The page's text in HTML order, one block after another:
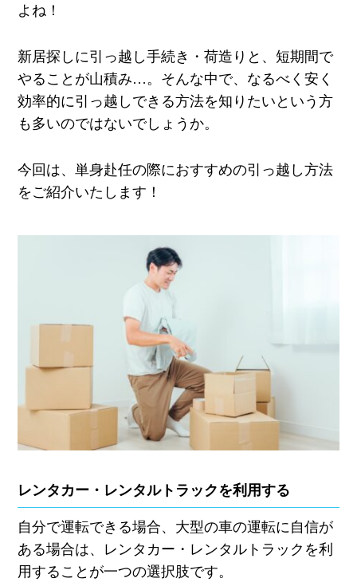
よね！
新居探しに引っ越し手続き・荷造りと、短期間で
やることが山積み…。そんな中で、なるべく安く
効率的に引っ越しできる方法を知りたいという方
も多いのではないでしょうか。
今回は、単身赴任の際におすすめの引っ越し方法
をご紹介いたします！
レンタカー・レンタルトラックを利用する
自分で運転できる場合、大型の車の運転に自信が
ある場合は、レンタカー・レンタルトラックを利
用することが一つの選択肢です。